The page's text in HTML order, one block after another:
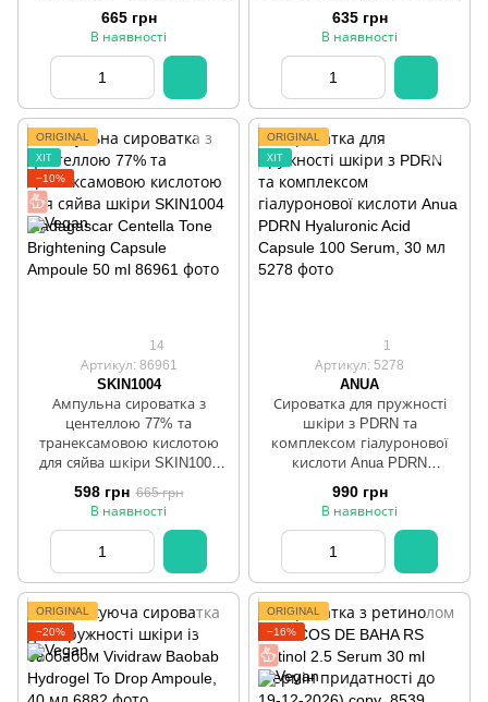
Cica Intensive Ampoule 50 ml
665 грн
В наявності
Poremizing Fresh Ampoule 50
635 грн
В наявності
ORIGINAL
ХІТ
−10%
14
Артикул: 86961
SKIN1004
Ампульна сироватка з
центеллою 77% та
транексамовою кислотою
для сяйва шкіри SKIN1004
Madagascar Centella Tone
Brightening Capsule Ampoule
598 грн 665 грн
В наявності
ORIGINAL
ХІТ
1
Артикул: 5278
ANUA
Сироватка для пружності
шкіри з PDRN та
комплексом гіалуронової
кислоти Anua PDRN
Hyaluronic Acid Capsule 100
Serum, 30 мл
990 грн
В наявності
ORIGINAL
−20%
ORIGINAL
−16%